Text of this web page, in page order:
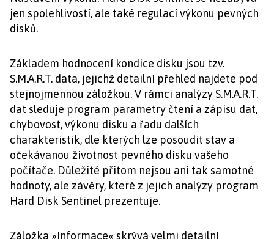
jen spolehlivostí, ale také regulací výkonu pevných
disků.
Základem hodnocení kondice disku jsou tzv.
S.M.A.R.T. data, jejichž detailní přehled najdete pod
stejnojmennou záložkou. V rámci analýzy S.M.A.R.T.
dat sleduje program parametry čtení a zápisu dat,
chybovost, výkonu disku a řadu dalších
charakteristik, dle kterých lze posoudit stav a
očekávanou životnost pevného disku vašeho
počítače. Důležité přitom nejsou ani tak samotné
hodnoty, ale závěry, které z jejich analýzy program
Hard Disk Sentinel prezentuje.
Záložka »Informace« skrývá velmi detailní